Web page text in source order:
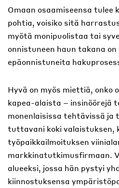
Omaan osaamiseensa tulee
pohtia, voisiko sitä
myötä monipuolistaa tai
onnistuneen haun takana
epäonnistuneita
Hyvä on myös miettiä, onko
kapea-alaista – insinöörejä
monenlaisissa tehtävissä ja
tuttavani koki valaistuksen,
työpaikkailmoituksen
markkinatutkimusfirmaan.
alueeksi, jossa hän pystyi
kiinnostuksensa